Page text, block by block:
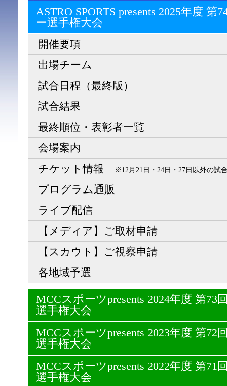
ASTRO SPORTS presents 2025年度
ー選⼿権⼤会
開催要項
出場チーム
試合日程（最終版）
試合結果
最終順位・表彰者一覧
会場案内
チケット情報
※12月21日・24日・27日以外の試
プログラム通販
ライブ配信
【メディア】ご取材申請
【スカウト】ご視察申請
各地域予選
MCCスポーツpresents 2024年度 第73
選手権大会
MCCスポーツpresents 2023年度 第72
選手権大会
MCCスポーツpresents 2022年度 第71
選手権大会